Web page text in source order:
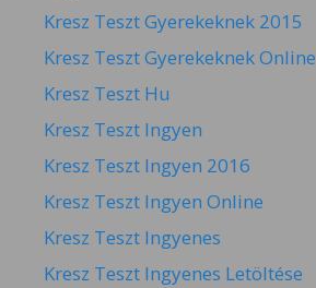
Kresz Teszt Gyerekeknek 2015
Kresz Teszt Gyerekeknek Online
Kresz Teszt Hu
Kresz Teszt Ingyen
Kresz Teszt Ingyen 2016
Kresz Teszt Ingyen Online
Kresz Teszt Ingyenes
Kresz Teszt Ingyenes Letöltése